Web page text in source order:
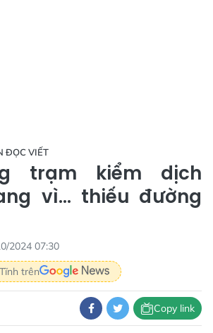
ĐỌC VIẾT
trạm kiểm dịch
vì... thiếu đường
2024 07:30
trên
Copy link